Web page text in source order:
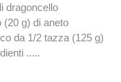
dragoncello
(20 g) di aneto
da 1/2 tazza (125 g)
.....